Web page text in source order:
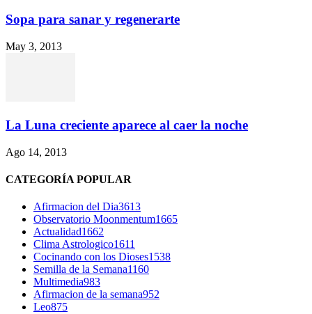
Sopa para sanar y regenerarte
May 3, 2013
La Luna creciente aparece al caer la noche
Ago 14, 2013
CATEGORÍA POPULAR
Afirmacion del Dia3613
Observatorio Moonmentum1665
Actualidad1662
Clima Astrologico1611
Cocinando con los Dioses1538
Semilla de la Semana1160
Multimedia983
Afirmacion de la semana952
Leo875